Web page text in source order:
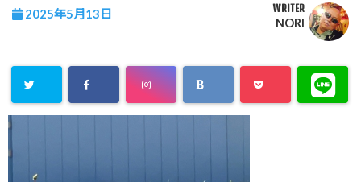
2025年5月13日 WRITER
NORI